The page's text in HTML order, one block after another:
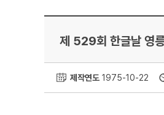
제 529회 한글날 영
제작연도 1975-10-22